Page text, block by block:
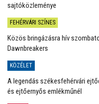
sajtóközleménye
FEHÉRVÁRI SZÍNES
Közös bringázásra hív
Dawnbreakers
KÖZÉLET
A legendás székesfehérvári
és ejtőernyős emlékműnél